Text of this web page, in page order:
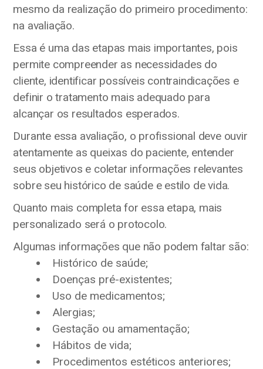
mesmo da realização do primeiro procedimento:
na avaliação.
Essa é uma das etapas mais importantes, pois
permite compreender as necessidades do
cliente, identificar possíveis contraindicações e
definir o tratamento mais adequado para
alcançar os resultados esperados.
Durante essa avaliação, o profissional deve ouvir
atentamente as queixas do paciente, entender
seus objetivos e coletar informações relevantes
sobre seu histórico de saúde e estilo de vida.
Quanto mais completa for essa etapa, mais
personalizado será o protocolo.
Algumas informações que não podem faltar são:
Histórico de saúde;
Doenças pré-existentes;
Uso de medicamentos;
Alergias;
Gestação ou amamentação;
Hábitos de vida;
Procedimentos estéticos anteriores;